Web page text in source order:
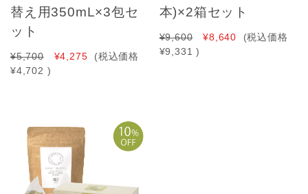
替え用350mL×3包セ
ット
¥5,700 ¥4,275
(税込価格
¥4,702 )
本)×2箱セット
¥9,600 ¥8,640
(税込価格
¥9,331 )